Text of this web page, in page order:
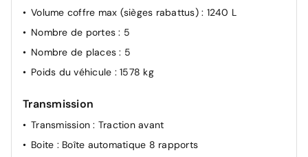
Volume coffre max (sièges rabattus) : 1240 L
Nombre de portes: 5
Nombre de places: 5
Poids du véhicule : 1578 kg
Transmission
Transmission: Traction avant
Boite : Boîte automatique 8 rapports